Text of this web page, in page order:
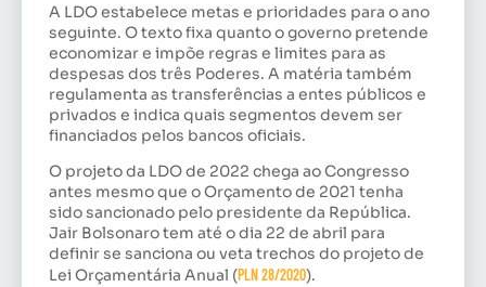
A LDO estabelece metas e prioridades para o ano
seguinte. O texto fixa quanto o governo pretende
economizar e impõe regras e limites para as
despesas dos três Poderes. A matéria também
regulamenta as transferências a entes públicos e
privados e indica quais segmentos devem ser
financiados pelos bancos oficiais.
O projeto da LDO de 2022 chega ao Congresso
antes mesmo que o Orçamento de 2021 tenha
sido sancionado pelo presidente da República.
Jair Bolsonaro tem até o dia 22 de abril para
definir se sanciona ou veta trechos do projeto de
Lei Orçamentária Anual (PLN 28/2020).